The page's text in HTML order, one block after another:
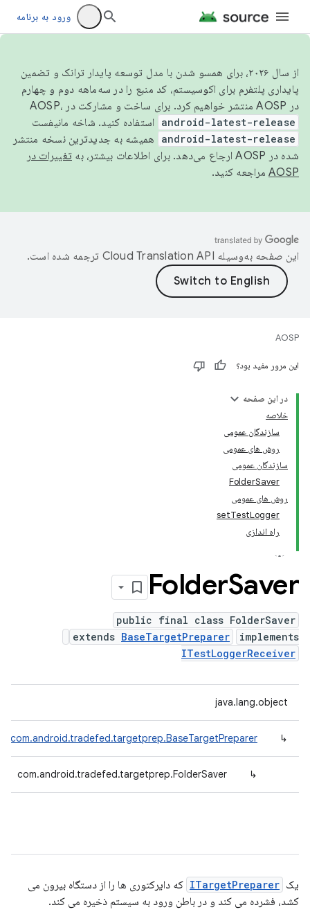
ورود به برنامه
از سال ۲۰۲۶، برای همسو شدن با مدل توسعه پایدار ترانک و تضمین
پایداری پلتفرم برای اکوسیستم، کد منبع را در سه‌ماهه دوم و چهارم
در AOSP منتشر خواهیم کرد. برای ساخت و مشارکت در AOSP،
android-latest-release استفاده کنید. شاخه مانیفست
android-latest-release
همیشه به جدیدترین نسخه منتشر
شده در AOSP ارجاع می‌دهد. برای اطلاعات بیشتر، به
تغییرات در
AOSP مراجعه کنید.
این صفحه به‌وسیله ترجمه شده است.
AOSP
این مرور مفید بود؟
در این صفحه
خلاصه
سازندگان عمومی
روش های عمومی
سازندگان عمومی
FolderSaver
روش های عمومی
setTestLogger
راه اندازی
FolderSaver
public final class FolderSaver
extends BaseTargetPreparer
implements
ITestLoggerReceiver
java.lang.object
↳
com.android.tradefed.targetprep.BaseTargetPreparer
↳
com.android.tradefed.targetprep.FolderSaver
یک ITargetPreparer که دایرکتوری ها را از دستگاه بیرون می
کشد، فشرده می کند و در باطن ورود به سیستم ذخیره می کند.